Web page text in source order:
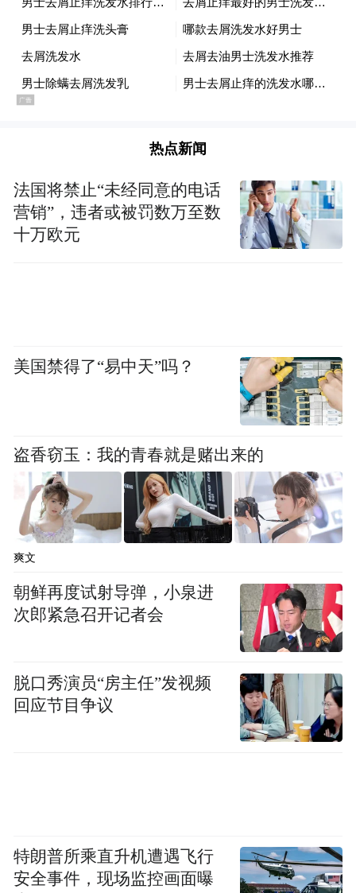
本次活动通过“政府搭台、企业唱戏”的产销
对接模式，有效促进“海南鲜品”的品牌传播
和市场推广，为端午旺季市场供应提供了有
“全省供销社系统将持续发挥产销对接平台作
用，完善农产品流通网络体系，推动更多海
南热带特色优质农副产品走向全国，助力乡
村全面振兴和海南自贸港建设。”省供销合作
热点新闻
法国将禁止“未经同意的电话
营销”，违者或被罚数万至数
十万欧元
美国禁得了“易中天”吗？
盗香窃玉：我的青春就是赌出来的
爽文
朝鲜再度试射导弹，小泉进
次郎紧急召开记者会
脱口秀演员“房主任”发视频
回应节目争议
特朗普所乘直升机遭遇飞行
安全事件，现场监控画面曝